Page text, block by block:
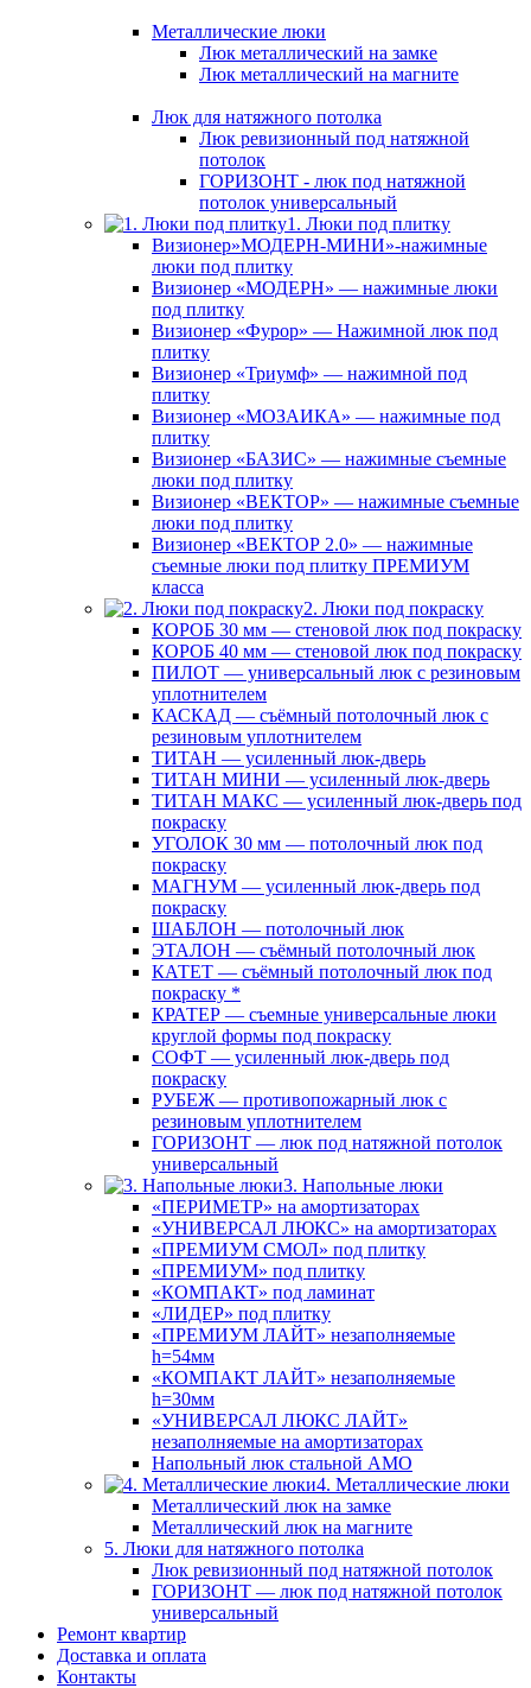
Металлические люки
Люк металлический на замке
Люк металлический на магните
Люк для натяжного потолка
Люк ревизионный под натяжной
потолок
ГОРИЗОНТ - люк под натяжной
потолок универсальный
1. Люки под плитку
Визионер»МОДЕРН-МИНИ»-нажимные
люки под плитку
Визионер «МОДЕРН» — нажимные люки
под плитку
Визионер «Фурор» — Нажимной люк под
плитку
Визионер «Триумф» — нажимной под
плитку
Визионер «МОЗАИКА» — нажимные под
плитку
Визионер «БАЗИС» — нажимные съемные
люки под плитку
Визионер «ВЕКТОР» — нажимные съемные
люки под плитку
Визионер «ВЕКТОР 2.0» — нажимные
съемные люки под плитку ПРЕМИУМ
класса
2. Люки под покраску
КОРОБ 30 мм — стеновой люк под покраску
КОРОБ 40 мм — стеновой люк под покраску
ПИЛОТ — универсальный люк с резиновым
уплотнителем
КАСКАД — съёмный потолочный люк с
резиновым уплотнителем
ТИТАН — усиленный люк-дверь
ТИТАН МИНИ — усиленный люк-дверь
ТИТАН МАКС — усиленный люк-дверь под
покраску
УГОЛОК 30 мм — потолочный люк под
покраску
МАГНУМ — усиленный люк-дверь под
покраску
ШАБЛОН — потолочный люк
ЭТАЛОН — съёмный потолочный люк
КАТЕТ — съёмный потолочный люк под
покраску *
КРАТЕР — съемные универсальные люки
круглой формы под покраску
СОФТ — усиленный люк-дверь под
покраску
РУБЕЖ — противопожарный люк с
резиновым уплотнителем
ГОРИЗОНТ — люк под натяжной потолок
универсальный
3. Напольные люки
«ПЕРИМЕТР» на амортизаторах
«УНИВЕРСАЛ ЛЮКС» на амортизаторах
«ПРЕМИУМ СМОЛ» под плитку
«ПРЕМИУМ» под плитку
«КОМПАКТ» под ламинат
«ЛИДЕР» под плитку
«ПРЕМИУМ ЛАЙТ» незаполняемые
h=54мм
«КОМПАКТ ЛАЙТ» незаполняемые
h=30мм
«УНИВЕРСАЛ ЛЮКС ЛАЙТ»
незаполняемые на амортизаторах
Напольный люк стальной АМО
4. Металлические люки
Металлический люк на замке
Металлический люк на магните
5. Люки для натяжного потолка
Люк ревизионный под натяжной потолок
ГОРИЗОНТ — люк под натяжной потолок
универсальный
Ремонт квартир
Доставка и оплата
Контакты